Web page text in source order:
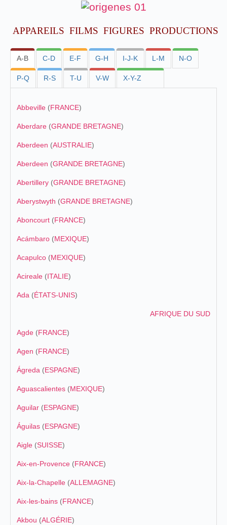
APPAREILS FILMS FIGURES PRODUCTIONS
A-B C-D E-F G-H I-J-K L-M N-O
P-Q R-S T-U V-W X-Y-Z
Abbeville (FRANCE)
Aberdare (GRANDE BRETAGNE)
Aberdeen (AUSTRALIE)
Aberdeen (GRANDE BRETAGNE)
Abertillery (GRANDE BRETAGNE)
Aberystwyth (GRANDE BRETAGNE)
Aboncourt (FRANCE)
Acámbaro (MEXIQUE)
Acapulco (MEXIQUE)
Acireale (ITALIE)
Ada (ÉTATS-UNIS)
AFRIQUE DU SUD
Agde (FRANCE)
Agen (FRANCE)
Ágreda (ESPAGNE)
Aguascalientes (MEXIQUE)
Aguilar (ESPAGNE)
Águilas (ESPAGNE)
Aigle (SUISSE)
Aix-en-Provence (FRANCE)
Aix-la-Chapelle (ALLEMAGNE)
Aix-les-bains (FRANCE)
Akbou (ALGÉRIE)